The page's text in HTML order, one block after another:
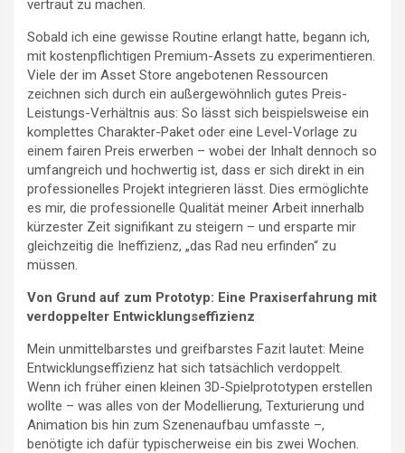
vertraut zu machen.
Sobald ich eine gewisse Routine erlangt hatte, begann ich,
mit kostenpflichtigen Premium-Assets zu experimentieren.
Viele der im Asset Store angebotenen Ressourcen
zeichnen sich durch ein außergewöhnlich gutes Preis-
Leistungs-Verhältnis aus: So lässt sich beispielsweise ein
komplettes Charakter-Paket oder eine Level-Vorlage zu
einem fairen Preis erwerben – wobei der Inhalt dennoch so
umfangreich und hochwertig ist, dass er sich direkt in ein
professionelles Projekt integrieren lässt. Dies ermöglichte
es mir, die professionelle Qualität meiner Arbeit innerhalb
kürzester Zeit signifikant zu steigern – und ersparte mir
gleichzeitig die Ineffizienz, „das Rad neu erfinden“ zu
müssen.
Von Grund auf zum Prototyp: Eine Praxiserfahrung mit
verdoppelter Entwicklungseffizienz
Mein unmittelbarstes und greifbarstes Fazit lautet: Meine
Entwicklungseffizienz hat sich tatsächlich verdoppelt.
Wenn ich früher einen kleinen 3D-Spielprototypen erstellen
wollte – was alles von der Modellierung, Texturierung und
Animation bis hin zum Szenenaufbau umfasste –,
benötigte ich dafür typischerweise ein bis zwei Wochen.